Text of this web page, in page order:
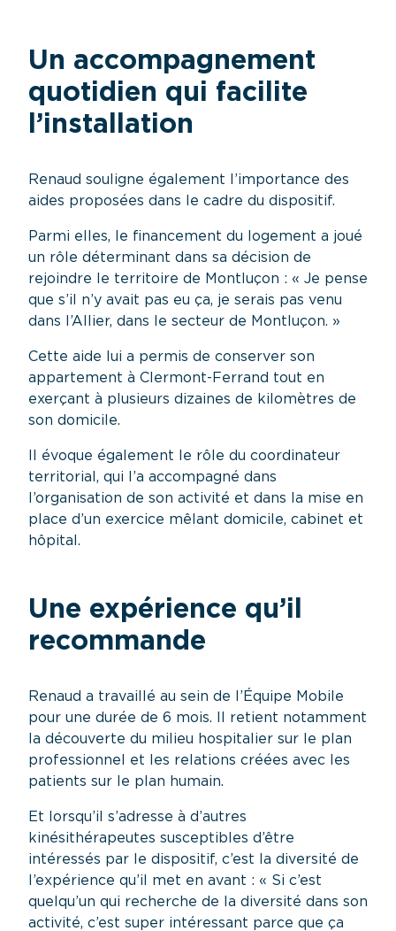
Un accompagnement
quotidien qui facilite
l’installation
Renaud souligne également l’importance des
aides proposées dans le cadre du dispositif.
Parmi elles, le financement du logement a joué
un rôle déterminant dans sa décision de
rejoindre le territoire de Montluçon : « Je pense
que s’il n’y avait pas eu ça, je serais pas venu
dans l’Allier, dans le secteur de Montluçon. »
Cette aide lui a permis de conserver son
appartement à Clermont-Ferrand tout en
exerçant à plusieurs dizaines de kilomètres de
son domicile.
Il évoque également le rôle du coordinateur
territorial, qui l’a accompagné dans
l’organisation de son activité et dans la mise en
place d’un exercice mêlant domicile, cabinet et
hôpital.
Une expérience qu’il
recommande
Renaud a travaillé au sein de l’Équipe Mobile
pour une durée de 6 mois. Il retient notamment
la découverte du milieu hospitalier sur le plan
professionnel et les relations créées avec les
patients sur le plan humain.
Et lorsqu’il s’adresse à d’autres
kinésithérapeutes susceptibles d’être
intéressés par le dispositif, c’est la diversité de
l’expérience qu’il met en avant : « Si c’est
quelqu’un qui recherche de la diversité dans son
activité, c’est super intéressant parce que ça